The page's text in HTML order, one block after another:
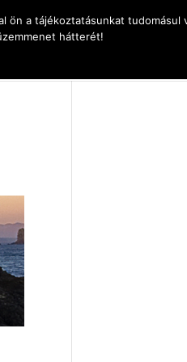
ön a tájékoztatásunkat tudomásul
hátterét!